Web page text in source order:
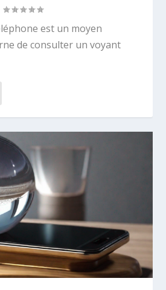
est un moyen
de consulter un voyant